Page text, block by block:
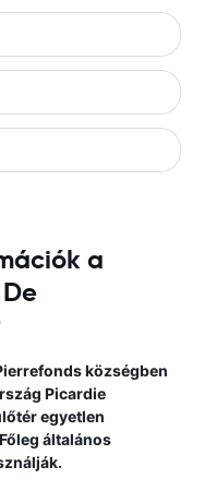
a
községben
Picardie
egyetlen
általános